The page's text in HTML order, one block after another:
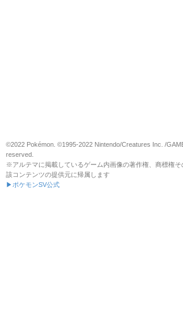
©2022 Pokémon. ©1995-2022 Nintendo/Creatures Inc. /
reserved.
※アルテマに掲載しているゲーム内画像の著作権、商標権そ
該コンテンツの提供元に帰属します
▶ポケモンSV公式